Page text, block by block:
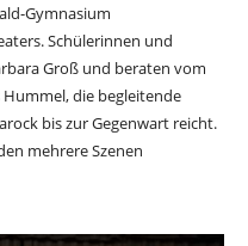
Gymnasium
Schülerinnen und
Groß und beraten vom
die begleitende
bis zur Gegenwart reicht.
mehrere Szenen